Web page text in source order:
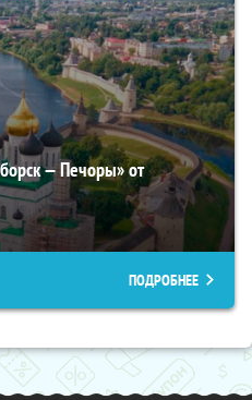
— Печоры» от
ПОДРОБНЕЕ